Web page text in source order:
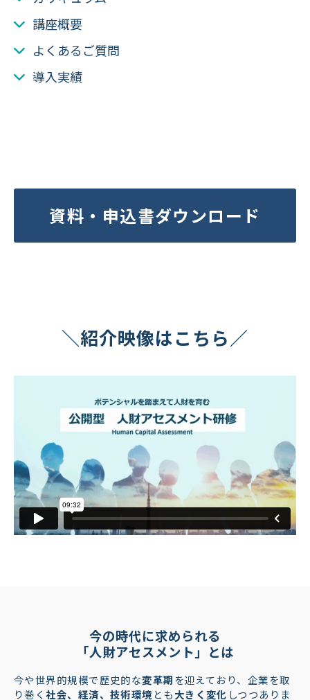
講座概要
よくあるご質問
導入実績
資料・申込書ダウンロード
＼紹介映像はこちら／
今の時代に求められる
「人財アセスメント」とは
今や世界的規模で歴史的な変革期 を迎えており、企業を取
り巻く社会、経済、技術環境 とも大きく変化 しつつありま